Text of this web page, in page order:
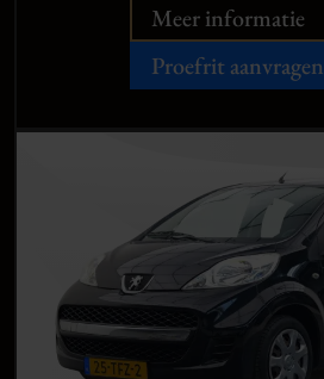
Meer informatie
Proefrit aanvragen